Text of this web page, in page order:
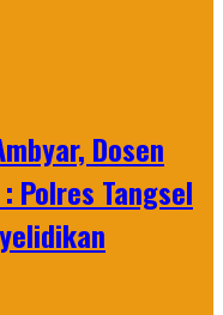
Dosen
: Polres Tangsel